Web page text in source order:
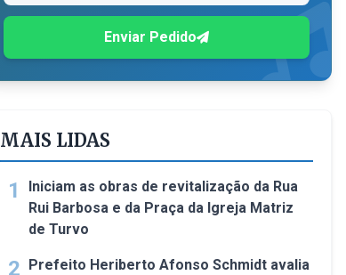
Enviar Pedido
MAIS LIDAS
1
Iniciam as obras de revitalização da Rua
Rui Barbosa e da Praça da Igreja Matriz
de Turvo
2 Prefeito Heriberto Afonso Schmidt avalia